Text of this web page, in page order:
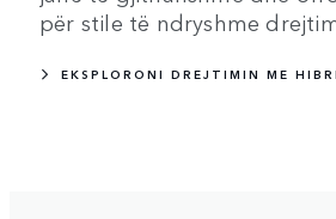
për stile të ndryshme
EKSPLORONI DREJTIMIN ME